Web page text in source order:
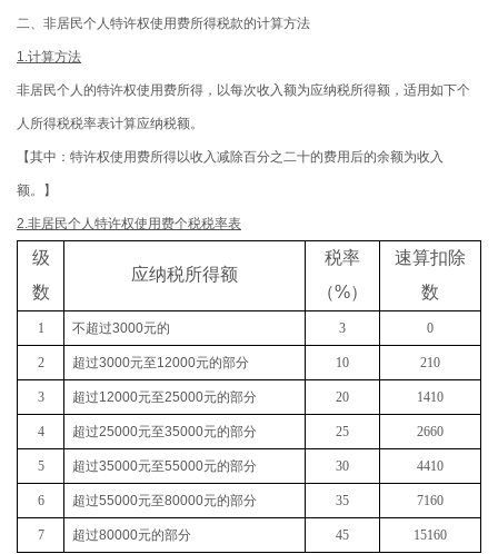
二、非居民个人特许权使用费所得税款的计算方法
1.计算方法
非居民个人的特许权使用费所得，以每次收入额为应纳税所得额，适用如下个
人所得税税率表计算应纳税额。
【其中：特许权使用费所得以收入减除百分之二十的费用后的余额为收入
额。】
2.非居民个人特许权使用费个税税率表
级
数
应纳税所得额
税率
（%）
速算扣除
数
1 不超过3000元的 3 0
2 超过3000元至12000元的部分 10 210
3 超过12000元至25000元的部分 20 1410
4 超过25000元至35000元的部分 25 2660
5 超过35000元至55000元的部分 30 4410
6 超过55000元至80000元的部分 35 7160
7 超过80000元的部分 45 15160